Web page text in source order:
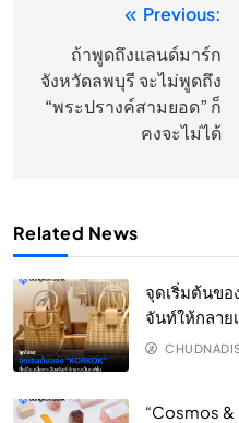
แนะแนว
เรื่อง
Previous:
ถ้าพูดถึงแลนด์มาร์ก
จังหวัดลพบุรี จะไม่พูดถึง
“พระปรางค์สามยอด” ก็
คงจะไม่ได้
Related News
จุดเริ่มต้นขอ
จันท์ให้กลา
“Cosmos